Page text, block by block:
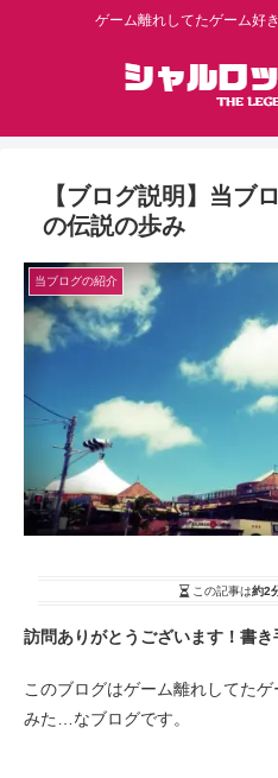
ゲーム離れしてたゲーム好
【ブログ説明】当ブ
の伝説の歩み
当ブログの紹介
この記事は約2
訪問ありがとうございます！書
このブログはゲーム離れしてた
みた…なブログです。